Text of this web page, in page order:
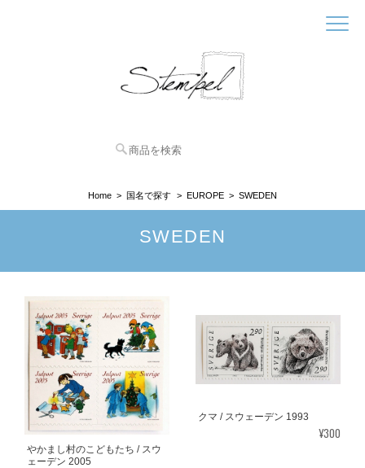
Home 国名で探す EUROPE SWEDEN
SWEDEN
やかまし村のこどもたち / スウ
ェーデン 2005
クマ / スウェーデン 1993
¥300